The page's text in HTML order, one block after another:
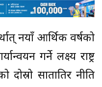
नयाँ आर्थिक वर्षको
गर्ने लक्ष्य राष्ट्र
सातातिर नीति